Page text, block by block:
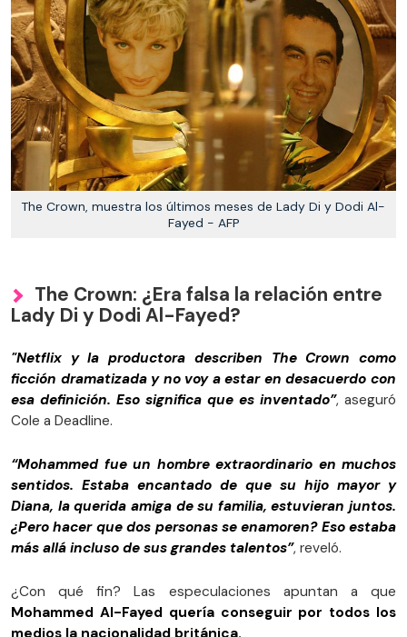
The Crown, muestra los últimos meses de Lady Di y Dodi Al-
Fayed - AFP
The Crown: ¿Era falsa la relación entre
Lady Di y Dodi Al-Fayed?
"Netflix y la productora describen The Crown como
ficción dramatizada y no voy a estar en desacuerdo con
esa definición. Eso significa que es inventado”, aseguró
Cole a Deadline.
“Mohammed fue un hombre extraordinario en muchos
sentidos. Estaba encantado de que su hijo mayor y
Diana, la querida amiga de su familia, estuvieran juntos.
¿Pero hacer que dos personas se enamoren? Eso estaba
más allá incluso de sus grandes talentos”, reveló.
¿Con qué fin? Las especulaciones apuntan a que
Mohammed Al-Fayed quería conseguir por todos los
medios la nacionalidad británica.